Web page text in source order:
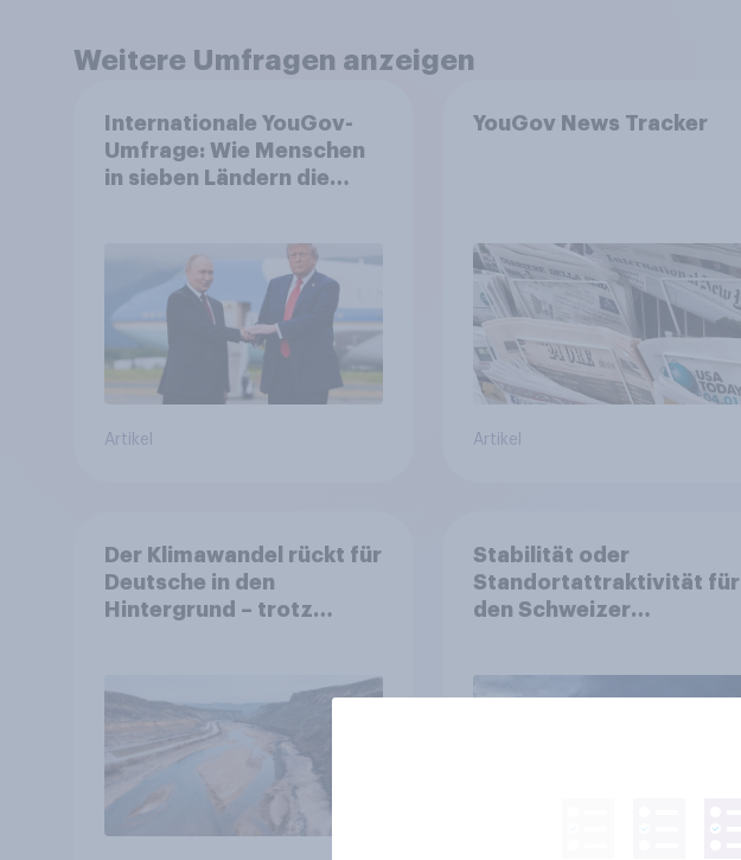
Weitere Umfragen anzeigen
Internationale YouGov-
Umfrage: Wie Menschen
in sieben Ländern die
Bedrohungen und
Bündnisse bewerten
Artikel
YouGov News Tracker
Artikel
Der Klimawandel rückt für
Deutsche in den
Hintergrund – trotz
Stabilität oder
Standortattraktivität für
den Schweizer
Debatte um die